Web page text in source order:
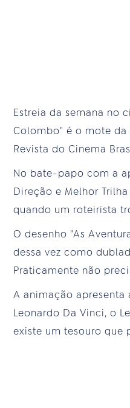
Estreia da semana no
Colombo" é o mote da
Revista do Cinema
No bate-papo com a
Direção e Melhor
quando um roteirista
O desenho "As
dessa vez como
Praticamente não
A animação
Leonardo Da Vinci, o
existe um tesouro que